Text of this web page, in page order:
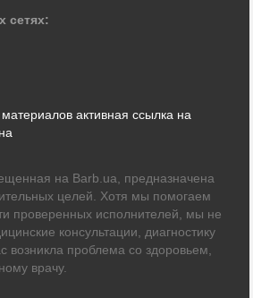
сетях:
активная ссылка на
на Barb.ua, предназначена
целей. Хотя мы помогаем
проверенных исполнителей, мы не
консультации, диагностику
возникла проблема со здоровьем,
врачу.